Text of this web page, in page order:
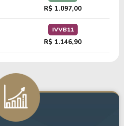
R$ 1.097,00
IVVB11
R$ 1.146,90